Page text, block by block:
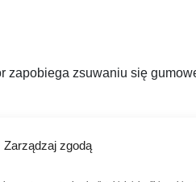
Zarządzaj zgodą
zsuwaniu się